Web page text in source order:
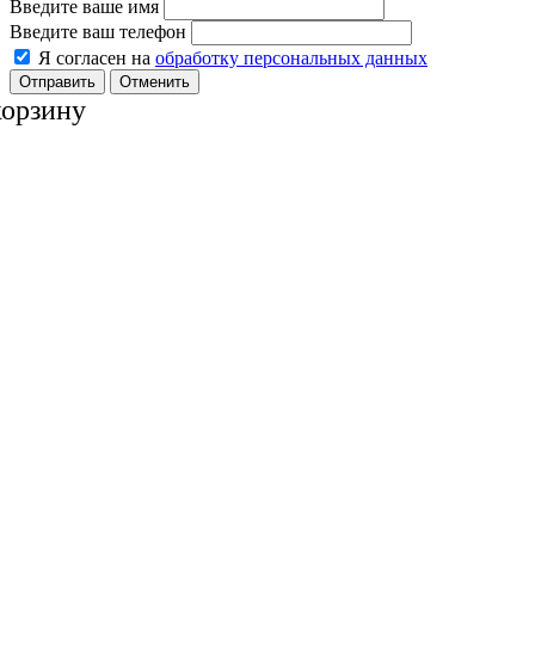
Введите ваше имя
Введите ваш телефон
Я согласен на обработку персональных данных
Отменить